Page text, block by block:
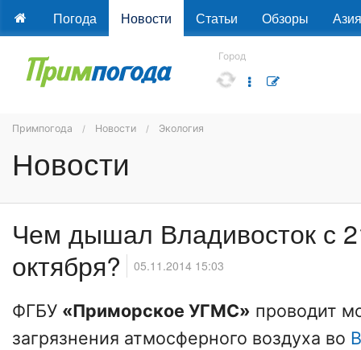
Погода Новости Статьи Обзоры Азия
Город
Примпогода Новости Экология
Новости
Чем дышал Владивосток с
октября?
05.11.2014 15:03
ФГБУ «Приморское УГМС» проводит
загрязнения атмосферного воздуха во